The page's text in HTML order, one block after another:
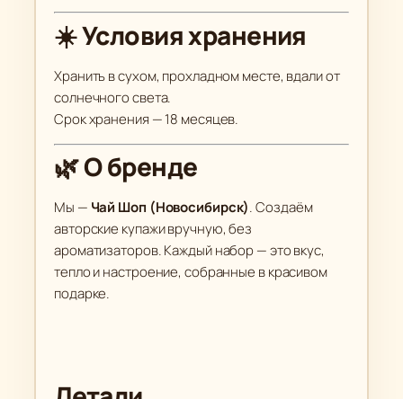
☀️ Условия хранения
Хранить в сухом, прохладном месте, вдали от
солнечного света.
Срок хранения — 18 месяцев.
🌿 О бренде
Мы — Чай Шоп (Новосибирск). Создаём
авторские купажи вручную, без
ароматизаторов. Каждый набор — это вкус,
тепло и настроение, собранные в красивом
подарке.